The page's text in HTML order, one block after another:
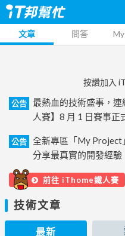
文章 問答
按讚加入
公告
最熱血的技術盛事，
人賽】8 月 1 日賽事正
公告
全新專區「My Project
分享最真實的開發經驗
前往 iThome鐵人賽
技術文章
最新